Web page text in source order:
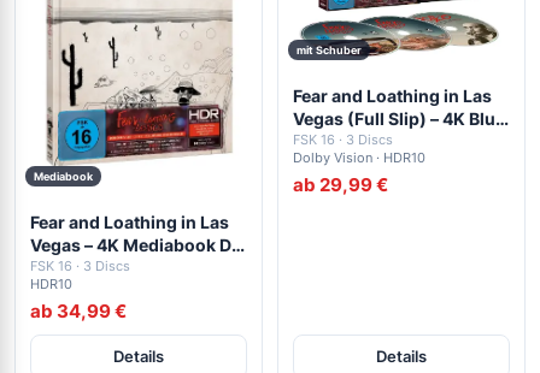
Mediabook
Fear and Loathing in Las
Vegas – 4K Mediabook D
(UHD + Blu-ray Disc +
Bonus Blu-ray)
FSK 16 · 3 Discs
HDR10
ab 34,99 €
Details
mit Schuber
Fear and Loathing in Las
Vegas (Full Slip) – 4K Blu-
ray (UHD + Blu-ray Disc +
Bonus Blu-ray)
FSK 16 · 3 Discs
Dolby Vision · HDR10
ab 29,99 €
Details